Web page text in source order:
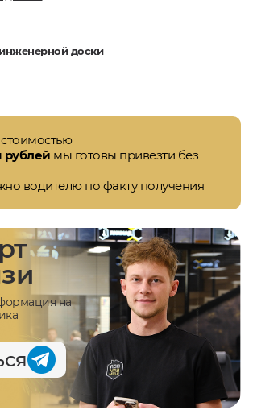
доски
рублей мы готовы привезти без
водителю по факту получения
на